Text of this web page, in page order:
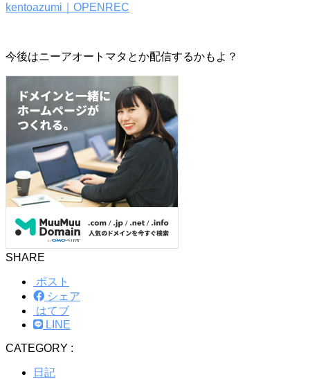
kentoazumi｜OPENREC
今後はニーアオートマタとか配信するかもよ？
SHARE
ポスト
シェア
はてブ
LINE
CATEGORY :
日記